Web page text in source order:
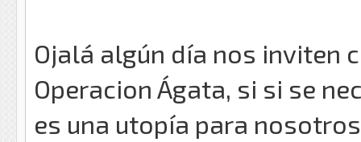
Ojalá algún día nos inviten
Operacion Ágata, si si se
es una utopía para